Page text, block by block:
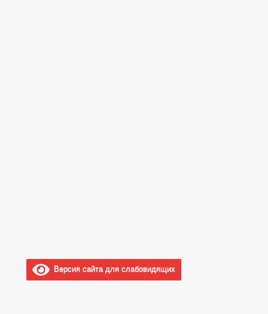
Версия сайта для слабовидящих